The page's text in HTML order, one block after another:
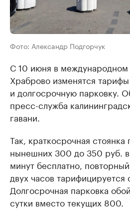
Фото: Александр Подгорчук
С 10 июня в международном
Храброво изменятся
и долгосрочную парковку.
пресс-служба
гавани.
Так, краткосрочная
нынешних 300 до 350 руб.
минут бесплатно,
двух часов тарифицируется
Долгосрочная парковка
сутки вместо текущих 800.